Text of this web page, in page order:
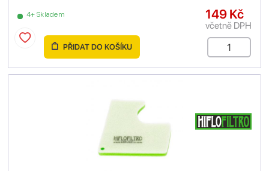
4+ Skladem 149 Kč
včetně DPH
PŘIDAT DO KOŠÍKU